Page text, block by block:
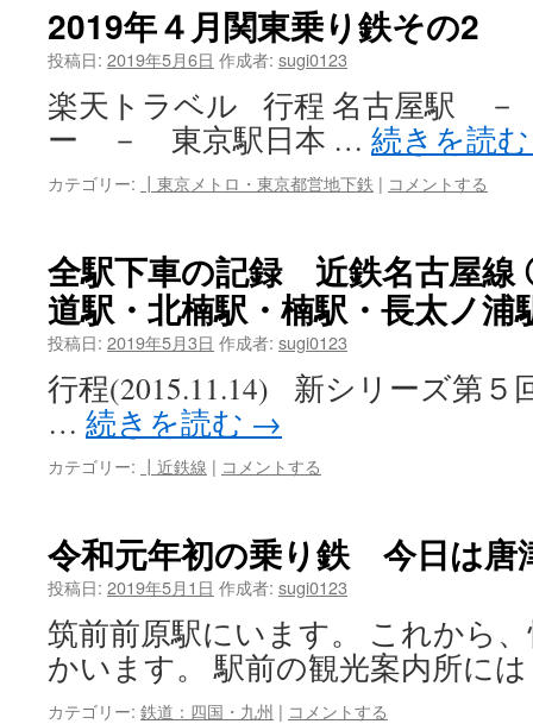
2019年４月関東乗り鉄その2
投稿日: 2019年5月6日 作成者: sugi0123
楽天トラベル 行程 名古屋駅 －
ー － 東京駅日本 … 続きを読
カテゴリー: ┃東京メトロ・東京都営地下鉄 | コメントする
全駅下車の記録 近鉄名古屋
道駅・北楠駅・楠駅・長太ノ浦
投稿日: 2019年5月3日 作成者: sugi0123
行程(2015.11.14) 新シリーズ第
… 続きを読む →
カテゴリー: ┃近鉄線 | コメントする
令和元年初の乗り鉄 今日は唐
投稿日: 2019年5月1日 作成者: sugi0123
筑前前原駅にいます。 これから
かいます。 駅前の観光案内所に
カテゴリー: 鉄道：四国・九州 | コメントする